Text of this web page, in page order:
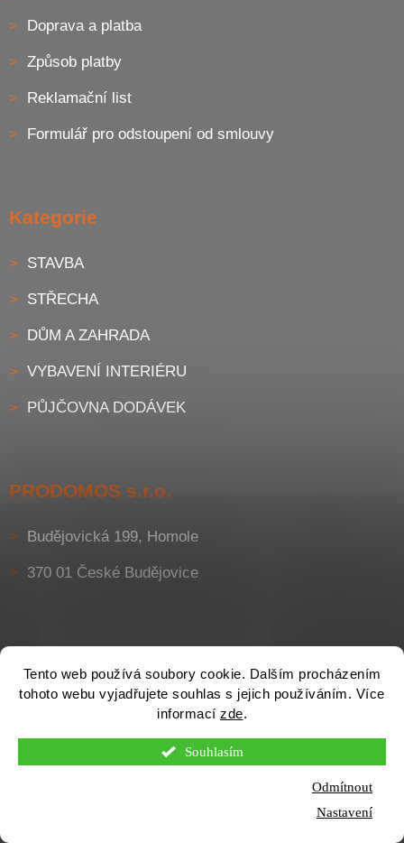
Tento web používá soubory cookie. Dalším procházením
tohoto webu vyjadřujete souhlas s jejich používáním. Více
informací zde.
Souhlasím
Nastavení
Odmítnout
Otevírací doba pobočky Homole (Č. Budějovice) je v PO - PÁ od
Doprava a platba
Způsob platby
Reklamační list
Formulář pro odstoupení od smlouvy
Kategorie
STAVBA
STŘECHA
DŮM A ZAHRADA
VYBAVENÍ INTERIÉRU
PŮJČOVNA DODÁVEK
PRODOMOS s.r.o.
Budějovická 199, Homole
370 01 České Budějovice